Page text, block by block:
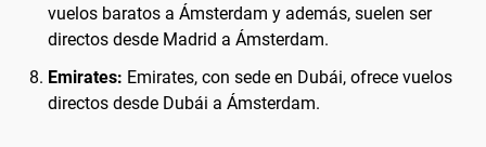
vuelos baratos a Ámsterdam y además, suelen ser
directos desde Madrid a Ámsterdam.
Emirates: Emirates, con sede en Dubái, ofrece vuelos
directos desde Dubái a Ámsterdam.